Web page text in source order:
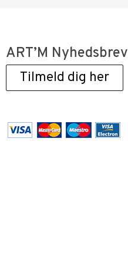
ART’M Nyhedsbrev
Tilmeld dig her